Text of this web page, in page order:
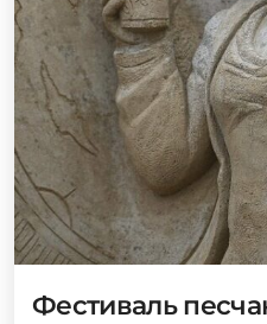
Фестиваль